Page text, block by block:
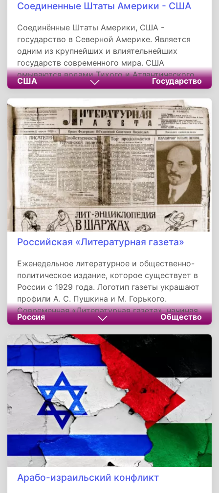
Соединенные Штаты Америки - США
Соединённые Штаты Америки, США -
государство в Северной Америке. Является
одним из крупнейших и влиятельнейших
государств современного мира. США
омываются водами Тихого и Атлантического
океанов. Страна граничит с Канадой и
Мексикой. Берингов пролив, отделяющий
Аляску от Чукотки, служит морской границей
с Российской Федерацией. Государство имеет
федеративную форму устройства,
административно делятся на 50 штатов и
федеральный округ Колумбия; в их
подчинении также находится ряд островных
территорий. Площадь страны составляет 9,5
млн км2. Население, по состоянию на 2018 год
- 327 млн человек.
США Государство
Российская «Литературная газета»
Еженедельное литературное и общественно-
политическое издание, которое существует в
России с 1929 года. Логотип газеты украшают
профили А. С. Пушкина и М. Горького.
Современная «Литературная газета», начиная
с 1990 года, официально заявляет своё
происхождение от одноимённого издания
1830-х годов. Газета первоначально не
отождествляла себя с одноименными
изданиями XIX века; вплоть до 1990 года
датой основания газеты указывался 1929 год.
Россия Общество
Арабо-израильский конфликт